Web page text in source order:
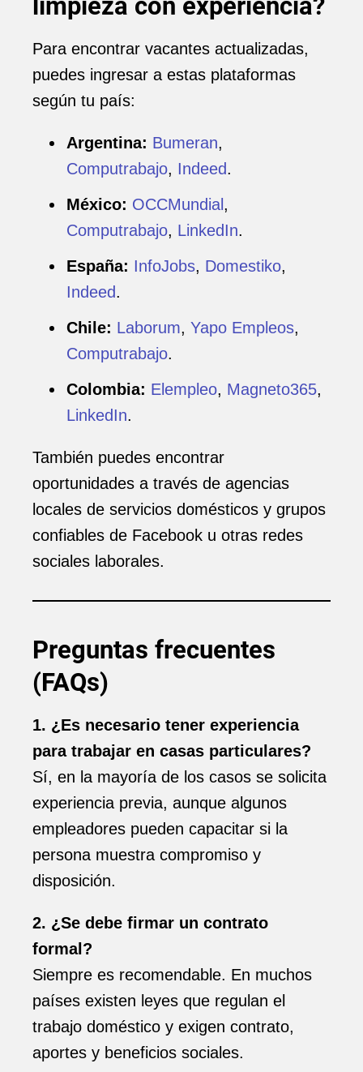
limpieza con experiencia?
Para encontrar vacantes actualizadas,
puedes ingresar a estas plataformas
según tu país:
Argentina: Bumeran,
Computrabajo, Indeed.
México: OCCMundial ,
Computrabajo, LinkedIn.
España: InfoJobs, Domestiko,
Indeed.
Chile: Laborum, Yapo Empleos,
Computrabajo.
Colombia: Elempleo, Magneto365,
LinkedIn.
También puedes encontrar
oportunidades a través de agencias
locales de servicios domésticos y grupos
confiables de Facebook u otras redes
sociales laborales.
Preguntas frecuentes
(FAQs)
1. ¿Es necesario tener experiencia
para trabajar en casas particulares?
Sí, en la mayoría de los casos se solicita
experiencia previa, aunque algunos
empleadores pueden capacitar si la
persona muestra compromiso y
disposición.
2. ¿Se debe firmar un contrato
formal?
Siempre es recomendable. En muchos
países existen leyes que regulan el
trabajo doméstico y exigen contrato,
aportes y beneficios sociales.